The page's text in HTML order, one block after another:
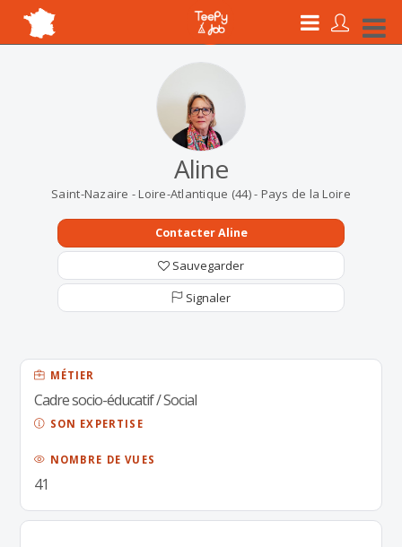
Aline
Saint-Nazaire - Loire-Atlantique (44) - Pays de la Loire
Contacter Aline
Sauvegarder
Signaler
MÉTIER
Cadre socio-éducatif / Social
SON EXPERTISE
NOMBRE DE VUES
41